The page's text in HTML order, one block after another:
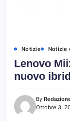
Notizie Notizie
Lenovo
nuovo
By
Ottobre 3,